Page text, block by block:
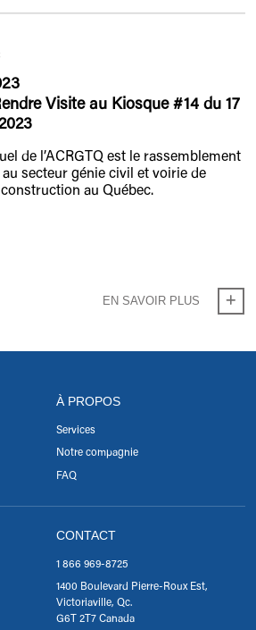
Visite au Kiosque #14 du 17
de l’ACRGTQ est le rassemblement
secteur génie civil et voirie de
construction au Québec.
EN SAVOIR PLUS
À PROPOS
Services
Notre compagnie
FAQ
CONTACT
1 866 969-8725
1400 Boulevard Pierre-Roux Est,
Victoriaville, Qc.
G6T 2T7 Canada